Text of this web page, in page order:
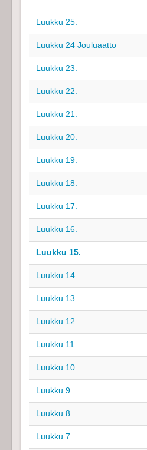
Luukku 25.
Luukku 24 Jouluaatto
Luukku 23.
Luukku 22.
Luukku 21.
Luukku 20.
Luukku 19.
Luukku 18.
Luukku 17.
Luukku 16.
Luukku 15.
Luukku 14
Luukku 13.
Luukku 12.
Luukku 11.
Luukku 10.
Luukku 9.
Luukku 8.
Luukku 7.